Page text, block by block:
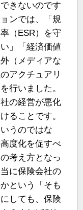
きないのです
ンでは、「規
（ESR）を守
」「経済価値
（メディアな
アクチュアリ
行いました。
の経営が悪化
ることです。
うのではな
度化を促すべ
考え方となっ
に保険会社の
という「そも
しても、保険